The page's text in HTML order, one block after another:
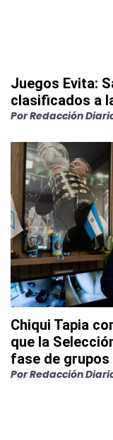
Juegos Evita:
clasificados a
PorRedacción
Chiqui Tapia
que la
fase de grupos
PorRedacción